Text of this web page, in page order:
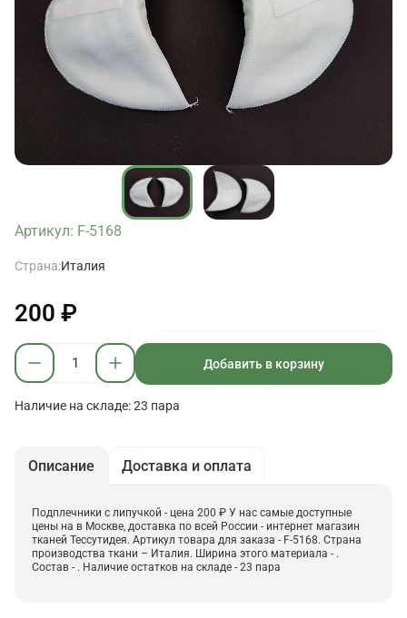
Артикул: F-5168
Страна:Италия
200 ₽
Добавить в корзину
Наличие на складе: 23 пара
Описание Доставка и оплата
Подплечники с липучкой - цена 200 ₽ У нас самые доступные
цены на в Москве, доставка по всей России - интернет магазин
тканей Тессутидея. Артикул товара для заказа - F-5168. Страна
производства ткани – Италия. Ширина этого материала - .
Состав - . Наличие остатков на складе - 23 пара